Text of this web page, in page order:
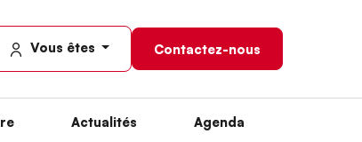
Vous êtes Contactez-nous
Actualités Agenda